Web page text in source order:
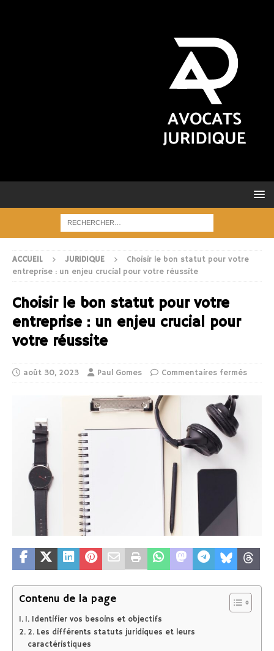
ACCUEIL JURIDIQUE
Choisir le bon statut pour votre
entreprise : un enjeu crucial pour votre réussite
Choisir le bon statut pour votre
entreprise : un enjeu crucial pour
votre réussite
août 30, 2023 Paul Gomes Commentaires fermés
Contenu de la page
1. Identifier vos besoins et objectifs
2. Les différents statuts juridiques et leurs
caractéristiques